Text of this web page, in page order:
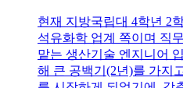
현재 지방국립대 4학년 2
석유화학 업계 쪽이며 직
맡는 생산기술 엔지니어
해 큰 공백기(2년)를 가지